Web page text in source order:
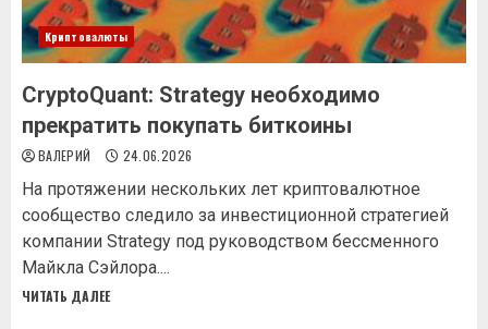
Криптовалюты
CryptoQuant: Strategy необходимо
прекратить покупать биткоины
ВАЛЕРИЙ 24.06.2026
На протяжении нескольких лет криптовалютное
сообщество следило за инвестиционной стратегией
компании Strategy под руководством бессменного
Майкла Сэйлора....
ЧИТАТЬ ДАЛЕЕ